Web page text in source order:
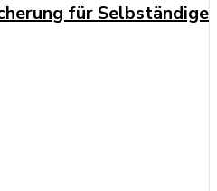
für Selbständige